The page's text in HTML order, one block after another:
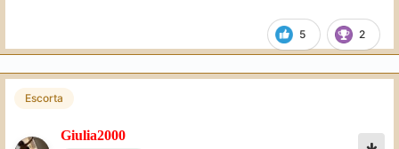
5 2
Escorta
Giulia2000